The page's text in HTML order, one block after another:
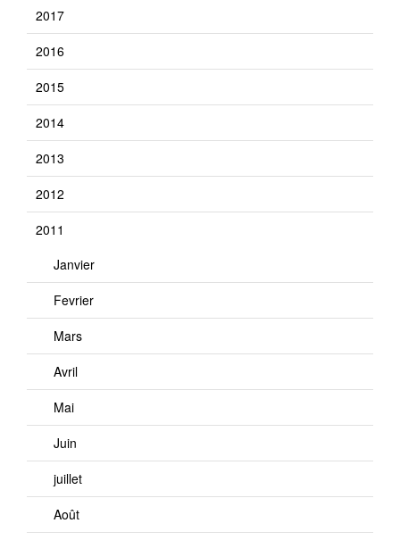
2017
2016
2015
2014
2013
2012
2011
Janvier
Fevrier
Mars
Avril
Mai
Juin
juillet
Août